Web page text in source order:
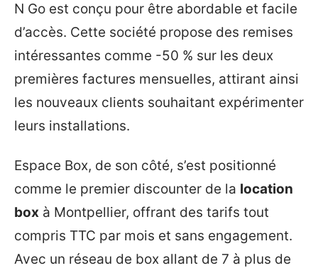
N Go est conçu pour être abordable et facile
d’accès. Cette société propose des remises
intéressantes comme -50 % sur les deux
premières factures mensuelles, attirant ainsi
les nouveaux clients souhaitant expérimenter
leurs installations.
Espace Box, de son côté, s’est positionné
comme le premier discounter de la location
box à Montpellier, offrant des tarifs tout
compris TTC par mois et sans engagement.
Avec un réseau de box allant de 7 à plus de